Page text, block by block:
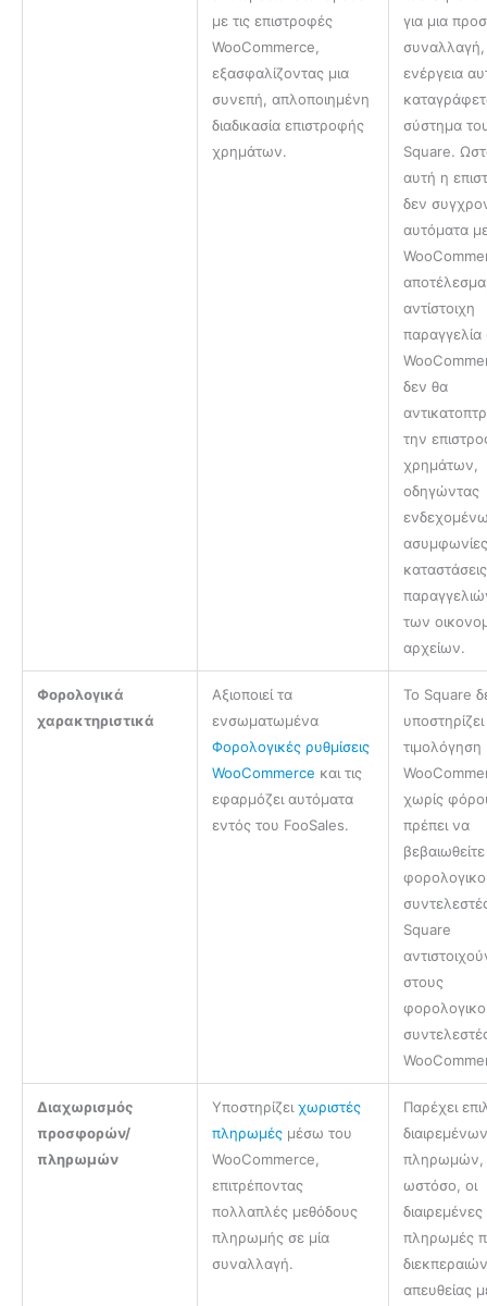
με τις επιστροφές
WooCommerce,
εξασφαλίζοντας μια
συνεπή, απλοποιημένη
διαδικασία επιστροφής
χρημάτων.
για μια
ενέργεια
σύστημα
Square.
αυτή η
δεν
αυτόματα
αντίστοιχη
παραγγελία
δεν θα
την
χρημάτων,
οδηγώντας
ασυμφωνίες
των
αρχείων.
Φορολογικά
χαρακτηριστικά
Αξιοποιεί τα
ενσωματωμένα
Φορολογικές ρυθμίσεις
WooCommerce και τις
εφαρμόζει αυτόματα
εντός του FooSales.
Το Square
τιμολόγηση
χωρίς
πρέπει να
βεβαιωθείτε
Square
στους
Διαχωρισμός
προσφορών/
πληρωμών
Υποστηρίζειχωριστές
πληρωμές μέσω του
WooCommerce,
επιτρέποντας
πολλαπλές μεθόδους
πληρωμής σε μία
συναλλαγή.
Παρέχει
πληρωμών,
ωστόσο, οι
διαιρεμένες
πληρωμές
απευθείας